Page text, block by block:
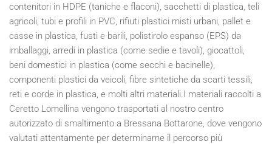
contenitori in HDPE (taniche e flaconi), sacchetti di plastica, teli
agricoli, tubi e profili in PVC, rifiuti plastici misti urbani, pallet e
casse in plastica, fusti e barili, polistirolo espanso (EPS) da
imballaggi, arredi in plastica (come sedie e tavoli), giocattoli,
beni domestici in plastica (come secchi e bacinelle),
componenti plastici da veicoli, fibre sintetiche da scarti tessili,
reti e corde in plastica, e molti altri materiali.I materiali raccolti a
Ceretto Lomellina vengono trasportati al nostro centro
autorizzato di smaltimento a Bressana Bottarone, dove vengono
valutati attentamente per determinarne il percorso più